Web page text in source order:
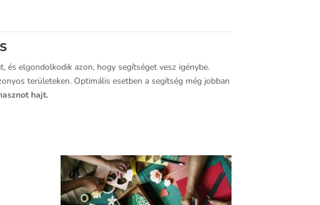
és elgondolkodik azon, hogy segítséget vesz igénybe.
területeken. Optimális esetben a segítség még jobban
hajt.